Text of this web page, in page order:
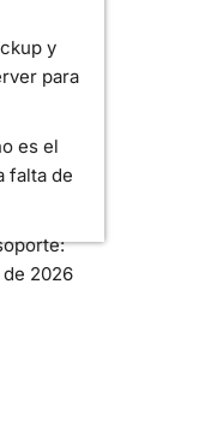
y
para
es el
falta de
2026